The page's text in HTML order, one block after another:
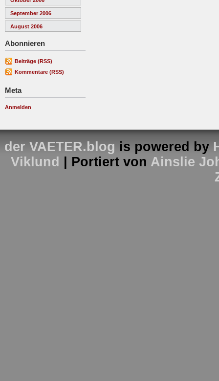
September 2006
August 2006
Abonnieren
Beiträge (RSS)
Kommentare (RSS)
Meta
Anmelden
der VAETER.blog is powered by
Viklund
| Portiert von Ainslie